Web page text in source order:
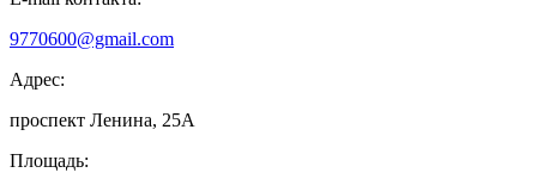
9770600@gmail.com
Адрес:
проспект Ленина, 25А
Площадь: